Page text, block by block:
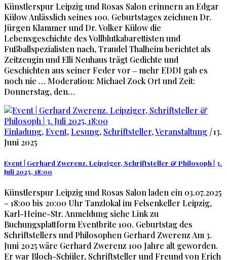
Künstlerspur Leipzig und Rosas Salon erinnern an Edgar
Külow Anlässlich seines 100. Geburtstages zeichnen Dr.
Jürgen Klammer und Dr. Volker Külow die
Lebensgeschichte des Vollblutkabarettisten und
Fußballspezialisten nach, Traudel Thalheim berichtet als
Zeitzeugin und Elli Neuhaus trägt Gedichte und
Geschichten aus seiner Feder vor ‒ mehr EDDI gab es
noch nie … Moderation: Michael Zock Ort und Zeit:
Donnerstag, den…
Einladung,Event, Lesung, Schriftsteller,Veranstaltung |13.
Juni 2025
Event | Gerhard Zwerenz. Leipziger, Schriftsteller & Philosoph | 3.
Juli 2025, 18:00
Künstlerspur Leipzig und Rosas Salon laden ein 03.07.2025
– 18:00 bis 20:00 Uhr Tanzlokal im Felsenkeller Leipzig,
Karl-Heine-Str. Anmeldung siehe Link zu
Buchungsplattform Eventbrite 100. Geburtstag des
Schriftstellers und Philosophen Gerhard Zwerenz Am 3.
Juni 2025 wäre Gerhard Zwerenz 100 Jahre alt geworden.
Er war Bloch-Schüler, Schriftsteller und Freund von Erich